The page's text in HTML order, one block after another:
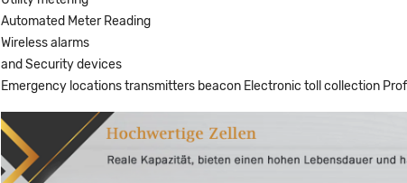
Automated Meter Reading
Wireless alarms
and Security devices
Emergency locations transmitters beacon Electronic toll collection